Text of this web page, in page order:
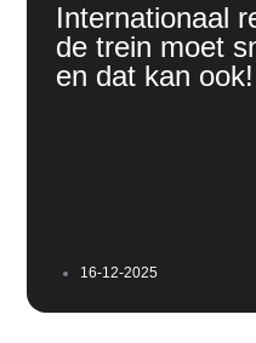
Internationaal
de trein moet
en dat kan ook!
16-12-2025